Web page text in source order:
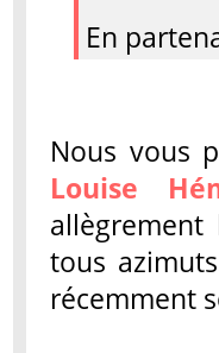
En
Nous vous
Louise
tous
récemment